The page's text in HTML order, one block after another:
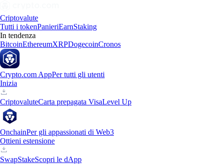
Criptovalute
Tutti i tokenPanieriEarnStaking
In tendenza
BitcoinEthereumXRPDogecoinCronos
Crypto.com AppPer tutti gli utenti
Inizia
CriptovaluteCarta prepagata VisaLevel Up
OnchainPer gli appassionati di Web3
Ottieni estensione
SwapStakeScopri le dApp